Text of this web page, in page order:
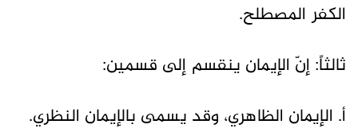
الكفر المصطلح.
ثالثاً: إنّ الإيمان ينقسم إلى قسمين:
أ. الإيمان الظاهري، وقد يسمى بالإيمان النظري.